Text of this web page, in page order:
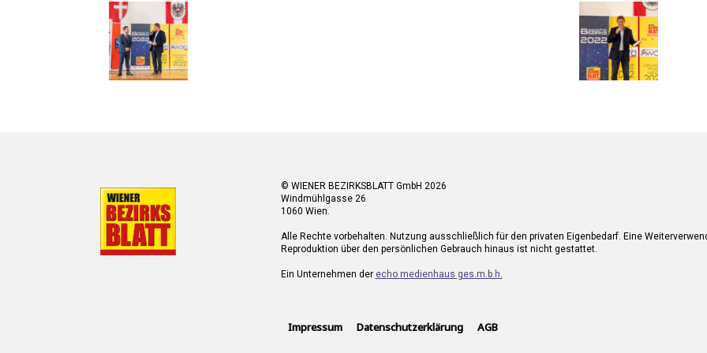
© WIENER BEZIRKSBLATT GmbH 2026
Windmühlgasse 26
1060 Wien.
Alle Rechte vorbehalten. Nutzung ausschließlich für den privaten Eigenbedarf. Eine
Reproduktion über den persönlichen Gebrauch hinaus ist nicht gestattet.
Ein Unternehmen der echo medienhaus ges.m.b.h.
Impressum Datenschutzerklärung AGB